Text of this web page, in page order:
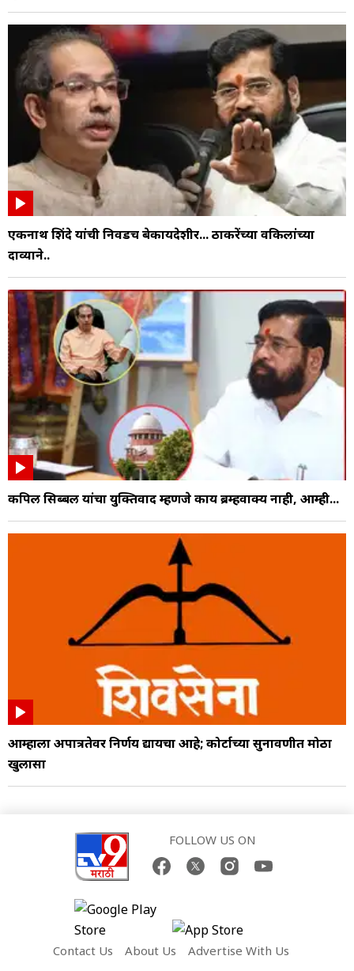
एकनाथ शिंदे यांची निवडच बेकायदेशीर... ठाकरेंच्या वकिलांच्या
दाव्याने..
कपिल सिब्बल यांचा युक्तिवाद म्हणजे काय ब्रम्हवाक्य नाही, आम्ही...
आम्हाला अपात्रतेवर निर्णय द्यायचा आहे; कोर्टाच्या सुनावणीत मोठा
खुलासा
FOLLOW US ON
Contact Us About Us
Advertise With Us